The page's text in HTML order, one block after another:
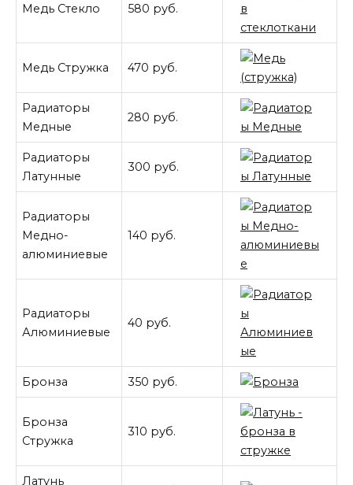
Медь Cтекло 580 руб.
Медь Стружка 470 руб.
Радиаторы
Медные
280 руб.
Радиаторы
Латунные
300 руб.
Радиаторы
Медно-
алюминиевые
140 руб.
Радиаторы
Алюминиевые
40 руб.
Бронза 350 руб.
Бронза
Стружка
310 руб.
Латунь